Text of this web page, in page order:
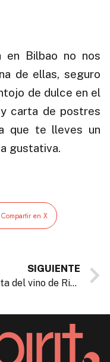
en Bilbao no nos
de ellas, seguro
de dulce en el
y carta de postres
que te lleves un
gustativa.
Compartir en X
SIGUIENTE
La ruta del vino de Rioja Alavesa: bodegas, pueblos amurallados y adrenalina